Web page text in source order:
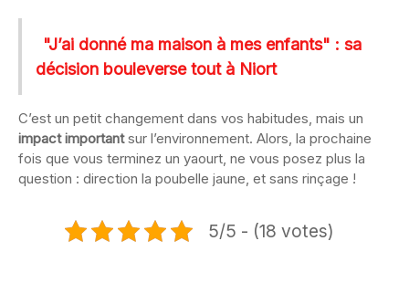
"J’ai donné ma maison à mes enfants" : sa
décision bouleverse tout à Niort
C’est un petit changement dans vos habitudes, mais un
impact importantsur l’environnement. Alors, la prochaine
fois que vous terminez un yaourt, ne vous posez plus la
question : direction la poubelle jaune, et sans rinçage !
5/5 - (18 votes)